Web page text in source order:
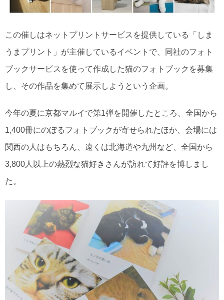
この催しはネットプリントサービスを提供している「しま
うまプリント」が主催しているイベントで、同社のフォト
ブックサービスを使って作成した猫のフォトブックを募集
し、その作品を集めて展示しようという企画。
今年の夏に京都マルイで第1弾を開催したところ、全国から
1,400冊にのぼるフォトブックが寄せられたほか、会場には
関西の人はもちろん、遠くは北海道や九州など、全国から
3,800人以上の熱烈な猫好きさんが訪れて好評を博しまし
た。